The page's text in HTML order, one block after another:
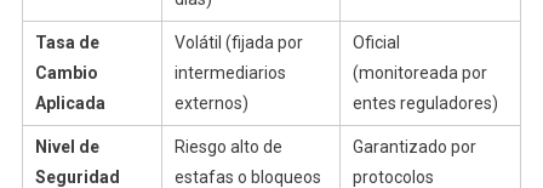
Tasa de
Cambio
Aplicada
Volátil (fijada por
intermediarios
externos)
Oficial
(monitoreada por
entes reguladores)
Nivel de
Seguridad
Riesgo alto de
estafas o bloqueos
Garantizado por
protocolos